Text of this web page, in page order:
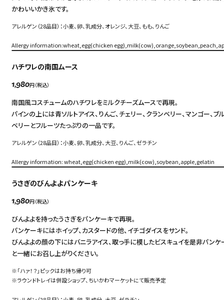
ACCESS
FAQ
FAQ
ARCHIVE
Language
中文（繁）
日本語
かわいいかき氷です。
アレルゲン（28品目）：小麦、卵、乳成分、オレンジ、大豆、もも、りんご
Allergy information:wheat,egg(chicken
ハチワレの南国ムース
1,980円（税込）
南国風コスチュームのハチワレをミルクチーズムースで再現。
パインの上には青ソルトアイス、りんご、チェリー、クランベリー、マンゴー、ブ
ベリーとフルーツたっぷりの一品です。
アレルゲン（28品目）：小麦、卵、乳成分、大豆、りんご、ゼラチン
Allergy information: wheat,egg(chicken egg),milk(cow),soybean,apple,gelatin
うさぎのびんよよパンケーキ
1,980円（税込）
びんよよを持ったうさぎをパンケーキで再現。
パンケーキにはホイップ、カスタードの他、イチゴダイスをサンド。
びんよよの顔の下にはバニラアイス、取っ手に模したビスキュイを是非パンケ
と一緒にお召し上がりください。
※「ハァ！？」ピックはお持ち帰り可
※ラウンドトレイは併設ショップ、ちいかわマーケットにて販売予定